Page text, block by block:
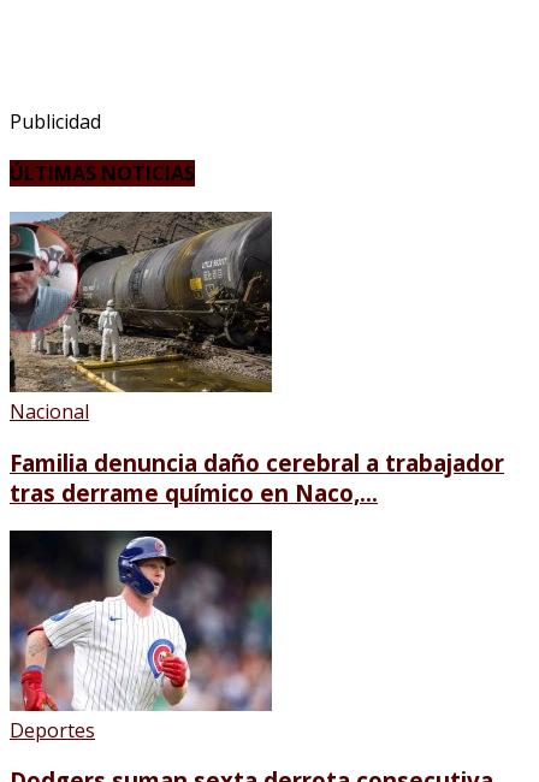
Publicidad
ÚLTIMAS NOTICIAS
Nacional
Familia denuncia daño cerebral a trabajador
tras derrame químico en Naco,...
Deportes